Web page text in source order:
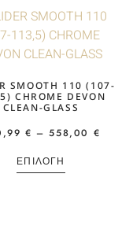
SMOOTH 110 (107-
CHROME DEVON
CLEAN-GLASS
€ – 558,00 €
ΕΠΙΛΟΓΉ